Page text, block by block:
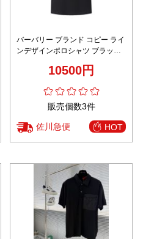
バーバリー ブランド コピー ライ
ンデザインポロシャツ ブラック
10500円
販売個数3件
佐川急便 HOT